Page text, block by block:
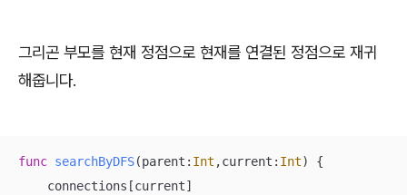
그리곤 부모를 현재 정점으로 현재를 연결된 정점으로 재귀
해줍니다.
func searchByDFS(parent : Int ,current : Int)
{
    connections[current]